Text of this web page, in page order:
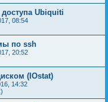
Ubiquiti
08:54
по ssh
20:52
(IOstat)
14:32